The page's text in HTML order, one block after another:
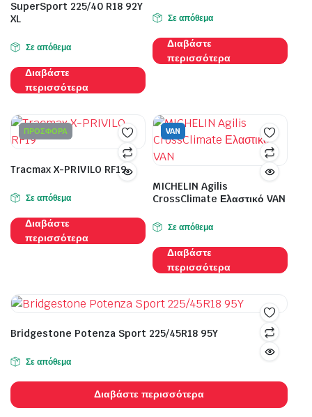
SuperSport 225/40 R18 92Y
XL
Σε απόθεμα
Διαβάστε
περισσότερα
Σε απόθεμα
Διαβάστε
περισσότερα
ΠΡΟΣΦΟΡΑ
Tracmax X-PRIVILO RF19
Σε απόθεμα
Διαβάστε
περισσότερα
VAN
MICHELIN Agilis
CrossClimate Ελαστικό VAN
Σε απόθεμα
Διαβάστε
περισσότερα
Bridgestone Potenza Sport 225/45R18 95Y
Σε απόθεμα
Διαβάστε περισσότερα